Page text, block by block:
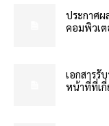
ประกาศผ
คอมพิวเต
เอกสารรั
หน้าที่ที่เกี่